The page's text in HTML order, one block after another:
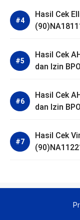
Hasil Cek
Hasil Cek
dan Izin
Hasil Cek
dan Izin
Hasil Cek